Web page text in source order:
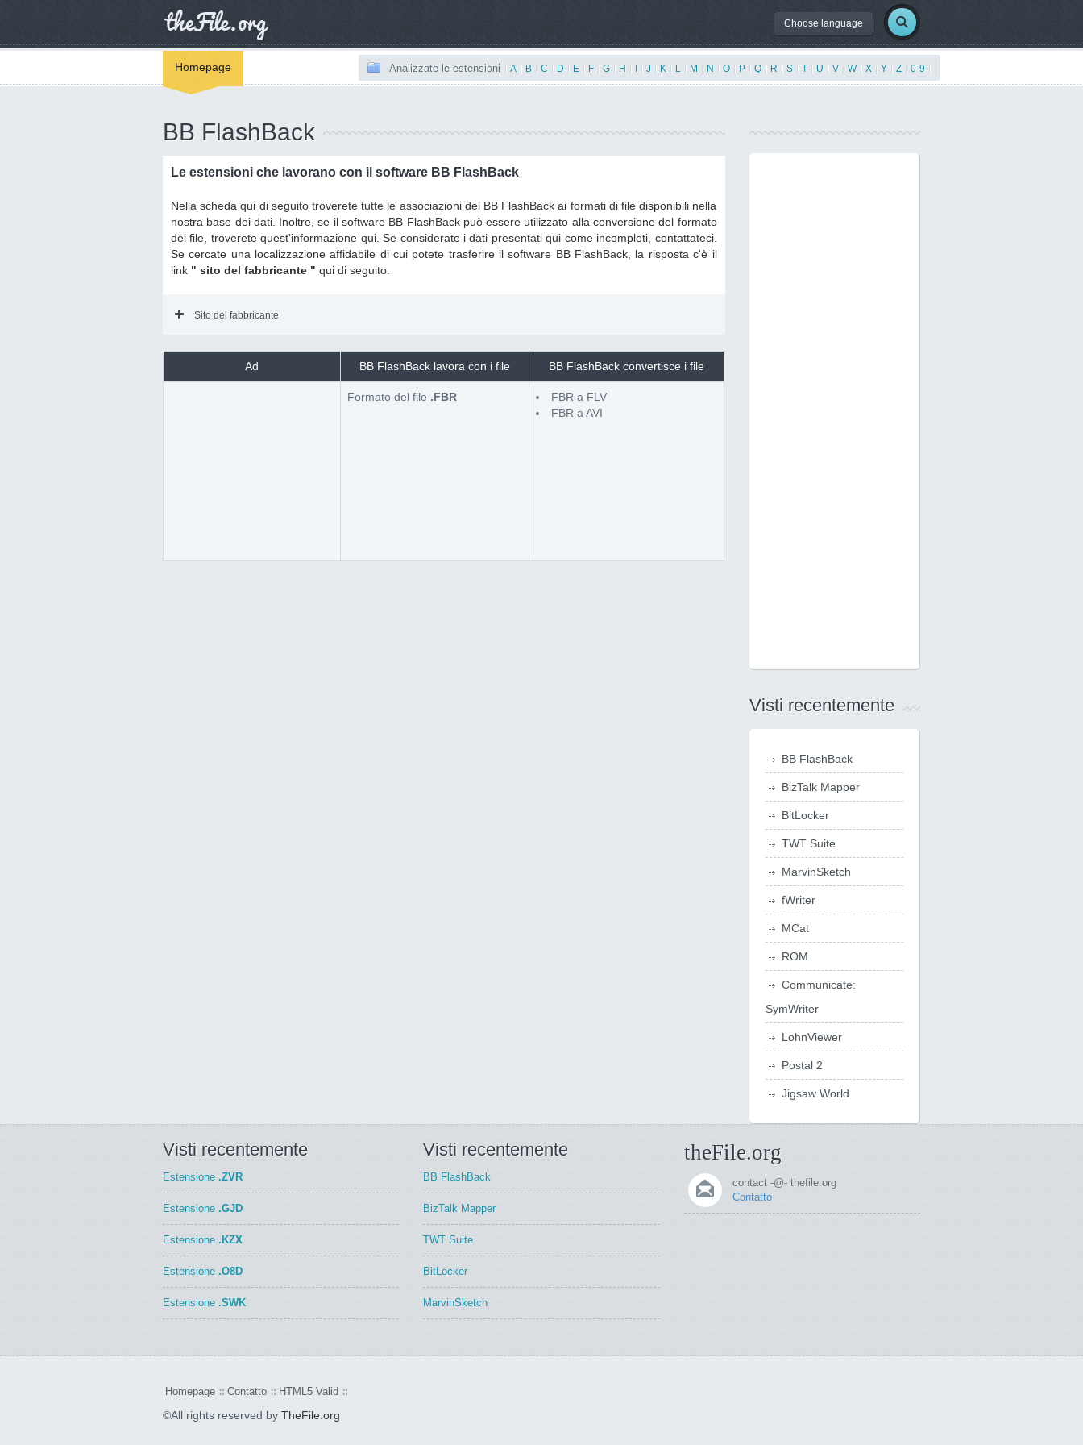
Choose language
Homepage Analizzate le estensioni A B C D E F G H J K L M N O P Q R S T U V W| X Y Z 0-9
BB FlashBack
Le estensioni che lavorano con il software BB FlashBack
Nella scheda qui di seguito troverete tutte le associazioni del BB FlashBack ai formati di file disponibili nella
nostra base dei dati. Inoltre, se il software BB FlashBack può essere utilizzato alla conversione del formato
dei file, troverete quest'informazione qui. Se considerate i dati presentati qui come incompleti, contattateci.
Se cercate una localizzazione affidabile di cui potete trasferire il software BB FlashBack, la risposta c'è il
link " sito del fabbricante " qui di seguito.
Sito del fabbricante
Ad BB FlashBack lavora con i file BB FlashBack convertisce i file
Formato del file .FBR
FBR a FLV
FBR a AVI
Visti recentemente
BB FlashBack
BizTalk Mapper
BitLocker
TWT Suite
MarvinSketch
fWriter
MCat
ROM
Communicate:
SymWriter
LohnViewer
Postal 2
Jigsaw World
Visti recentemente
Estensione .ZVR
Estensione .GJD
Estensione .KZX
Estensione .O8D
Estensione .SWK
Visti recentemente
BB FlashBack
BizTalk Mapper
TWT Suite
BitLocker
MarvinSketch
theFile.org
contact -@- thefile.org
Contatto
Homepage Contatto HTML5 Valid
©All rights reserved by TheFile.org